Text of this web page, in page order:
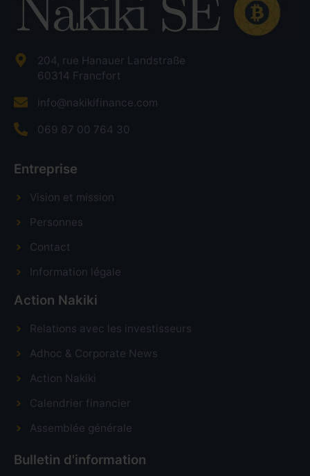
204, rue Hanauer Landstraße
60314 Francfort
info@nakikifinance.com
069 87 00 764 30
Entreprise
Vision et mission
Personnes
Contact
Information légale
Action Nakiki
Relations avec les investisseurs
Adhoc & Corporate News
Action Nakiki
Calendrier financier
Assemblée générale
Bulletin d'information